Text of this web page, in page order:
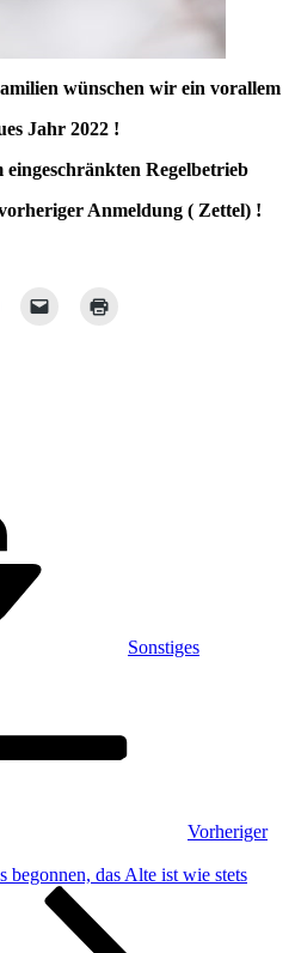
wünschen wir ein vorallem
Jahr 2022 !
Regelbetrieb
Anmeldung ( Zettel) !
Sonstiges
Vorheriger
begonnen, das Alte ist wie stets